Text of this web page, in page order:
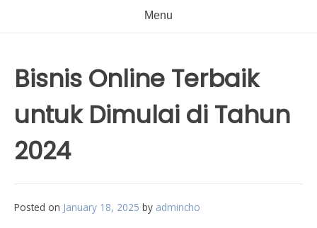
Menu
Bisnis Online Terbaik
untuk Dimulai di Tahun
2024
Posted on January 18, 2025 by admincho